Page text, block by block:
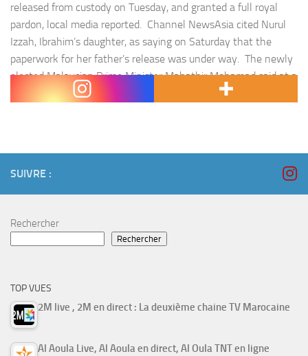
released from custody on Tuesday, and granted a full royal
pardon, local media reported. Channel NewsAsia cited Nurul
Izzah, Ibrahim’s daughter, as saying on Saturday that the
paperwork for her father’s release was under way. The newly
elected Malaysian Prime Minister Mahathir Mohamad said at a
press conference on…
SUIVRE :
Rechercher
Rechercher
TOP VUES
2M live , 2M en direct : La deuxième chaine TV Marocaine
Al Aoula Live, Al Aoula en direct, Al Oula TNT en ligne